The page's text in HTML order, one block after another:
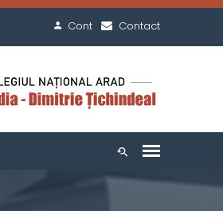
Cont Contact